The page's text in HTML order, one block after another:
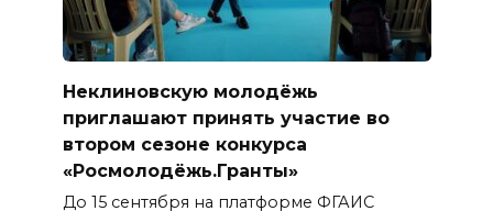
Неклиновскую молодёжь
приглашают принять участие во
втором сезоне конкурса
«Росмолодёжь.Гранты»
До 15 сентября на платформе ФГАИС